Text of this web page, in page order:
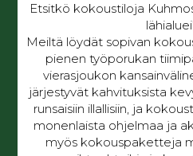
Etsitkö kokoustiloja
Meiltä löydät sopivan
pienen työporukan
vierasjoukon
järjestyvät kahvituksista
runsaisiin illallisiin, ja
monenlaista ohjelmaa ja
myös kokouspaketteja